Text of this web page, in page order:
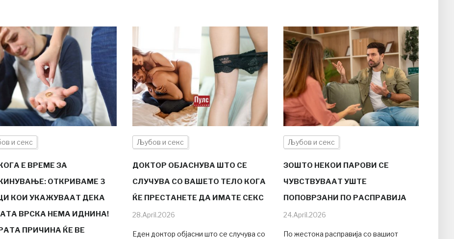
и секс
Е ВРЕМЕ ЗА
ОТКРИВАМЕ 3
КОИ УКАЖУВААТ ДЕКА
ВРСКА НЕМА ИДНИНА!
ПРИЧИНА ЌЕ ВЕ
Љубов и секс
ДОКТОР ОБЈАСНУВА ШТО СЕ
СЛУЧУВА СО ВАШЕТО ТЕЛО КОГА
ЌЕ ПРЕСТАНЕТЕ ДА ИМАТЕ СЕКС
28.April.2026
Еден доктор објасни што се случува со
Љубов и секс
ЗОШТО НЕКОИ ПАРОВИ СЕ
ЧУВСТВУВААТ УШТЕ
ПОПОВРЗАНИ ПО РАСПРАВИЈА
24.April.2026
По жестока расправија со вашиот